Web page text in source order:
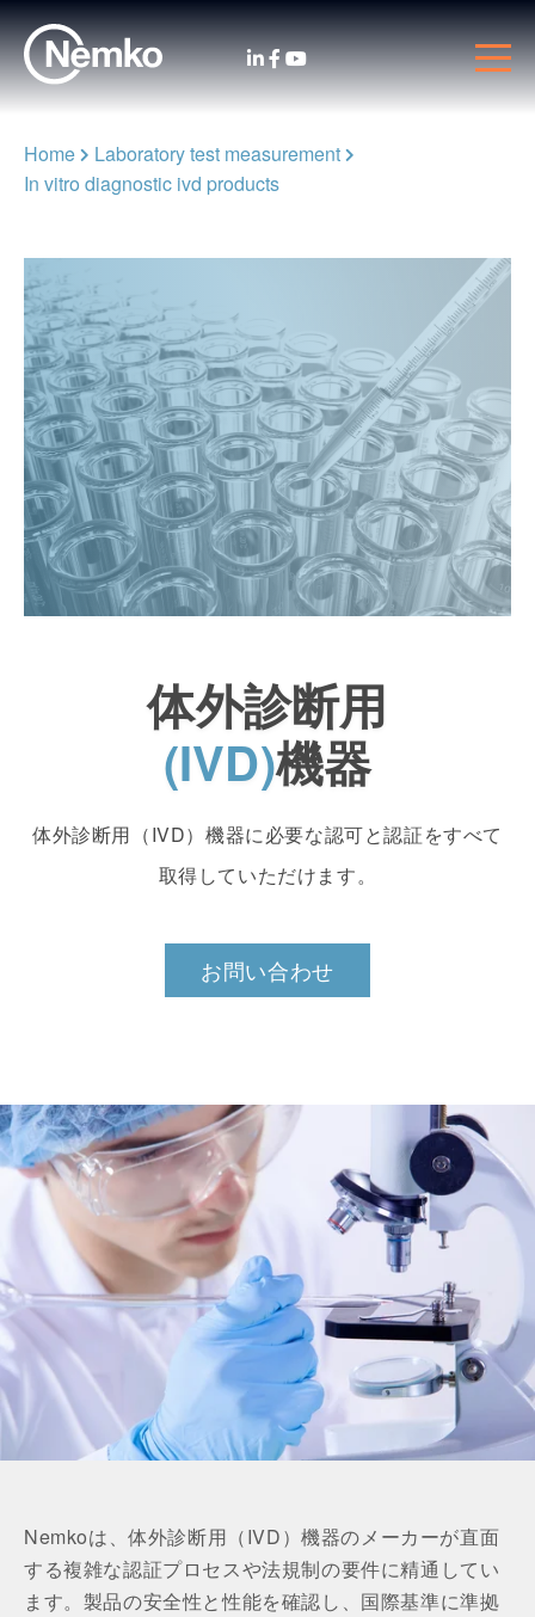
Home
Laboratory test measurement
In vitro diagnostic ivd products
体外診断用
(IVD)機器
体外診断用（IVD）機器に必要な認可と認証をすべて
取得していただけます。
お問い合わせ
Nemkoは、体外診断用（IVD）機器のメーカーが直面
する複雑な認証プロセスや法規制の要件に精通してい
ます。製品の安全性と性能を確認し、国際基準に準拠